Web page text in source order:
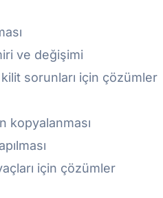
ve değişimi
sorunları için çözümler
kopyalanması
için çözümler